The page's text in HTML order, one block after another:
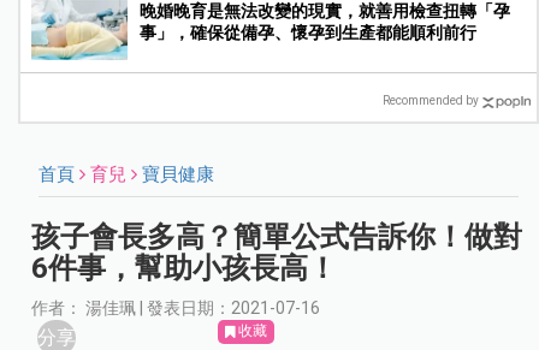
晚婚晚育是無法改變的現實，就善用檢查扭轉「孕
事」，確保從備孕、懷孕到生產都能順利前行
Recommended by
首頁 育兒 寶貝健康
孩子會長多高？簡單公式告訴你！做對
6件事，幫助小孩長高！
作者： 湯佳珮 | 發表日期：2021-07-16
分享 收藏